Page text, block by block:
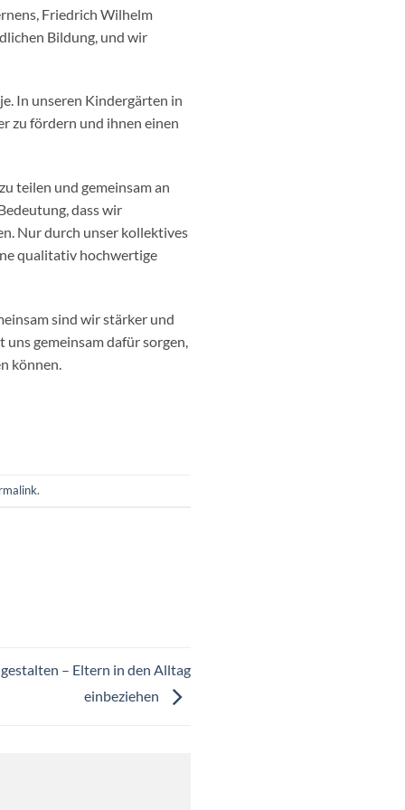
Friedrich Wilhelm
Bildung, und wir
In unseren Kindergärten in
zu fördern und ihnen einen
teilen und gemeinsam an
dass wir
Nur durch unser kollektives
qualitativ hochwertige
sind wir stärker und
gemeinsam dafür sorgen,
können.
.
– Eltern in den Alltag
einbeziehen